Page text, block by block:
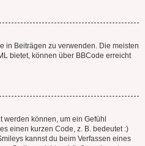
in Beiträgen zu verwenden. Die meisten
bietet, können über BBCode erreicht
können, um ein Gefühl
einen kurzen Code, z. B. bedeutet :)
kannst du beim Verfassen eines